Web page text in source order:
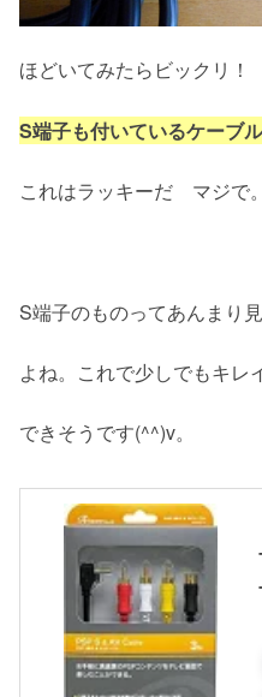
ほどいてみたらビックリ！
S端子も付いているケーブル
これはラッキーだ マジで。
S端子のものってあんまり
よね。これで少しでもキレ
できそうです(^^)v。